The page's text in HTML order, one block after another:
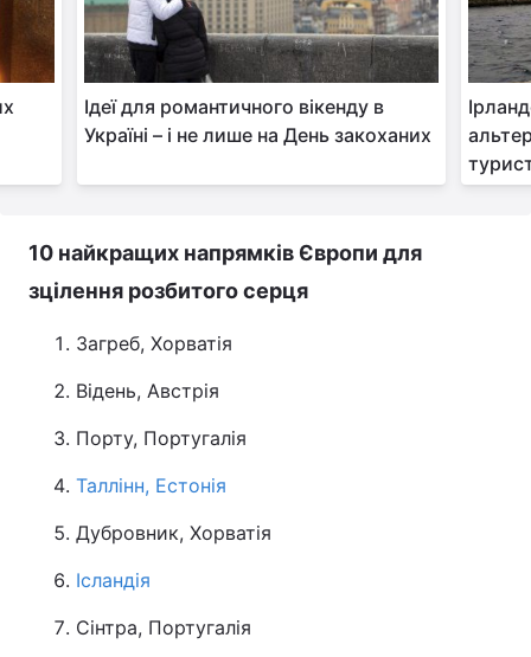
Ідеї для романтичного вікенду в
Україні – і не лише на День закоханих
10 найкращих напрямків Європи для
зцілення розбитого серця
Загреб, Хорватія
Відень, Австрія
Порту, Португалія
Таллінн, Естонія
Дубровник, Хорватія
Ісландія
Сінтра, Португалія